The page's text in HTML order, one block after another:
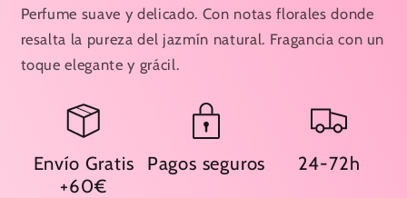
33ml
-
REYES
QUEENS
33ml
-
REYES
QUEENS
Perfume suave y delicado. Con notas florales donde
resalta la pureza del jazmín natural. Fragancia con un
toque elegante y grácil.
Envío Gratis
+60€
Pagos seguros 24-72h